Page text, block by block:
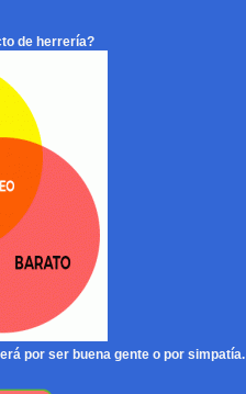
de herrería?
por ser buena gente o por simpatía.